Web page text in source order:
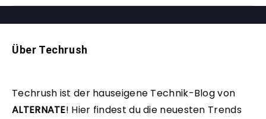
Über Techrush
Techrush ist der hauseigene Technik-Blog von
ALTERNATE! Hier findest du die neuesten Trends